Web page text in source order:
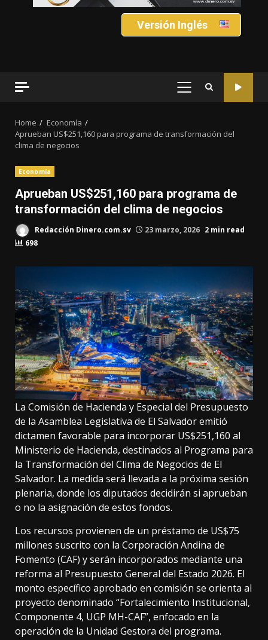
Versión Inglés
PRIMARY
Home
Economía
Aprueban US$251,160 para programa de transformación del
clima de negocios
Economía
Aprueban US$251,160 para programa de
transformación del clima de negocios
Redacción Dinero.com.sv 23 marzo, 2026 2 min read
698
La Comisión de Hacienda y Especial del Presupuesto
de la Asamblea Legislativa de El Salvador emitió
dictamen favorable para incorporar US$251,160 al
Ministerio de Hacienda, destinados al Programa para
la Transformación del Clima de Negocios de El
Salvador. La medida será llevada a la próxima sesión
plenaria, donde los diputados decidirán si aprueban
o no la asignación de estos fondos.
Los recursos provienen de un préstamo de US$75
millones suscrito con la Corporación Andina de
Fomento (CAF) y serán incorporados mediante una
reforma al Presupuesto General del Estado 2026. El
monto específico aprobado en comisión se orienta al
proyecto denominado “Fortalecimiento Institucional,
Componente 4, UGP MH-CAF”, enfocado en la
operación de la Unidad Gestora del programa.